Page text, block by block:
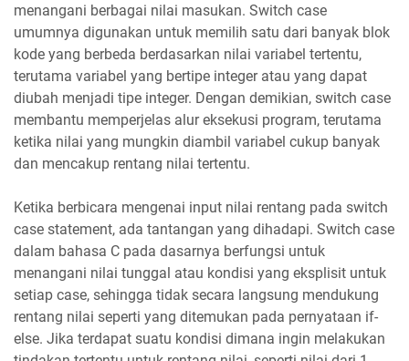
menangani berbagai nilai masukan. Switch case
umumnya digunakan untuk memilih satu dari banyak blok
kode yang berbeda berdasarkan nilai variabel tertentu,
terutama variabel yang bertipe integer atau yang dapat
diubah menjadi tipe integer. Dengan demikian, switch case
membantu memperjelas alur eksekusi program, terutama
ketika nilai yang mungkin diambil variabel cukup banyak
dan mencakup rentang nilai tertentu.
Ketika berbicara mengenai input nilai rentang pada switch
case statement, ada tantangan yang dihadapi. Switch case
dalam bahasa C pada dasarnya berfungsi untuk
menangani nilai tunggal atau kondisi yang eksplisit untuk
setiap case, sehingga tidak secara langsung mendukung
rentang nilai seperti yang ditemukan pada pernyataan if-
else. Jika terdapat suatu kondisi dimana ingin melakukan